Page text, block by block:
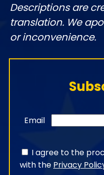
Descriptions are
translation. We
or inconvenience.
Email
I agree to the
with the Privacy